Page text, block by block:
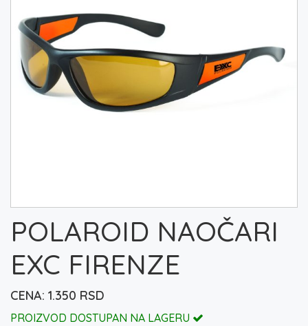
POLAROID NAOČARI
EXC FIRENZE
1.350 RSD
PROIZVOD DOSTUPAN NA LAGERU